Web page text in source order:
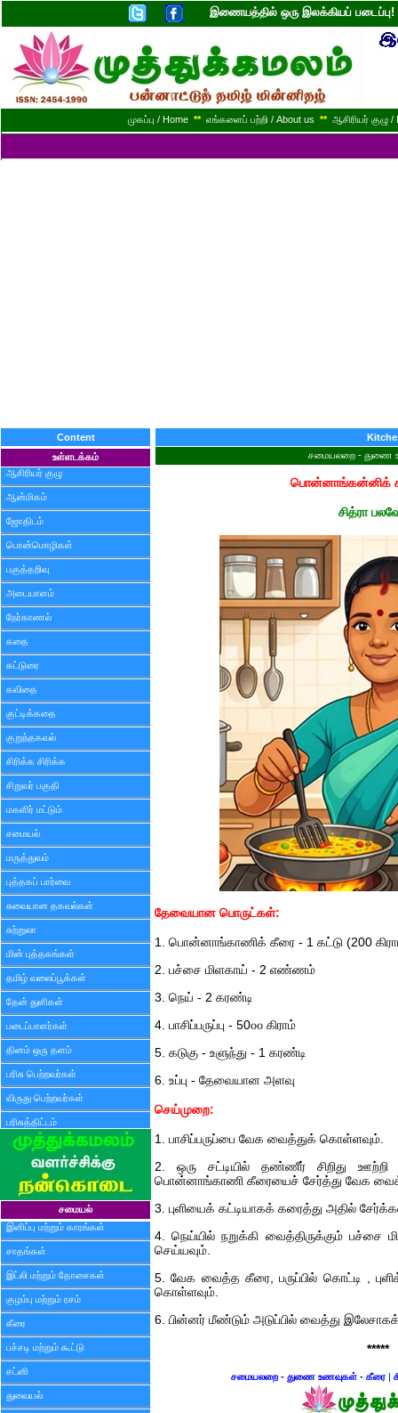
இணையத்தில் ஒரு இலக்கியப்
முகப்பு / Home ** எங்களைப் பற்றி / About us ** ஆசிரியர் குழு
Content
உள்ளடக்கம்
ஆசிரியர் குழு
ஆன்மிகம்
ஜோதிடம்
பொன்மொழிகள்
பகுத்தறிவு
அடையாளம்
நேர்காணல்
கதை
கட்டுரை
கவிதை
குட்டிக்கதை
குறுந்தகவல்
சிரிக்க சிரிக்க
சிறுவர் பகுதி
மகளிர் மட்டும்
சமையல்
மருத்துவம்
புத்தகப் பார்வை
சுவையான தகவல்கள்
சுற்றுலா
மின் புத்தகங்கள்
தமிழ் வலைப்பூக்கள்
தேன் துளிகள்
படைப்பாளர்கள்
தினம் ஒரு தளம்
பரிசு பெற்றவர்கள்
விருது பெற்றவர்கள்
பரிசுத்திட்டம்
சமையல்
இனிப்பு மற்றும் காரங்கள்
சாதங்கள்
இட்லி மற்றும் தோசைகள்
குழம்பு மற்றும் ரசம்
கீரை
பச்சடி மற்றும் கூட்டு
சட்னி
துவையல்
சமையலறை - துணை
பொன்னாங்கன்னிக்
சித்ரா
தேவையான பொருட்கள்:
1. பொன்னாங்காணிக் கீரை - 1 கட்டு (200
2. பச்சை மிளகாய் - 2 எண்ணம்
3. நெய் - 2 கரண்டி
4. பாசிப்பருப்பு - 50௦௦ கிராம்
5. கடுகு - உளுந்து - 1 கரண்டி
6. உப்பு - தேவையான அளவு
செய்முறை:
1. பாசிப்பருப்பை வேக வைத்துக் கொள்ளவும்.
2. ஒரு சட்டியில் தண்ணீர் சிறிது ஊற்றி
பொன்னாங்காணி கீரையைச் சேர்த்து வேக
3. புளியைக் கட்டியாகக் கரைத்து அதில்
4. நெய்யில் நறுக்கி வைத்திருக்கும் பச்சை
செய்யவும்.
5. வேக வைத்த கீரை, பருப்பில் கொட்டி ,
கொள்ளவும்.
6. பின்னர் மீண்டும் அடுப்பில் வைத்து
*****
சமையலறை - துணை உணவுகள் - கீரை|